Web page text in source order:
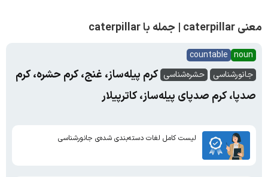
معنی caterpillar | جمله با caterpillar
noun
countable
جانورشناسی
حشره‌شناسی کرم پیله‌ساز، غنج، کرم حشره، کرم
صدپا، کرم صدپای پیله‌ساز، کاترپیلار
لیست کامل لغات دسته‌بندی شده‌ی جانورشناسی